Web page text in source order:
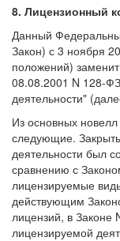
8. Лицензионный
Данный
Закон) с 3 ноября
положений)
08.08.2001 N 128-
деятельности"
Из основных
следующие.
деятельности был
сравнению с
лицензируемые
действующим
лицензий, в
лицензируемой